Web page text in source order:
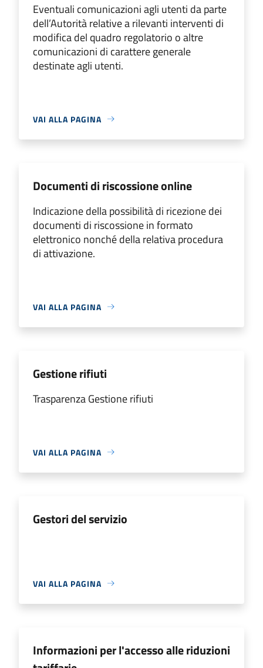
Eventuali comunicazioni agli utenti da parte
dell’Autorità relative a rilevanti interventi di
modifica del quadro regolatorio o altre
comunicazioni di carattere generale
destinate agli utenti.
VAI ALLA PAGINA
Documenti di riscossione online
Indicazione della possibilità di ricezione dei
documenti di riscossione in formato
elettronico nonché della relativa procedura
di attivazione.
VAI ALLA PAGINA
Gestione rifiuti
Trasparenza Gestione rifiuti
VAI ALLA PAGINA
Gestori del servizio
VAI ALLA PAGINA
Informazioni per l'accesso alle riduzioni